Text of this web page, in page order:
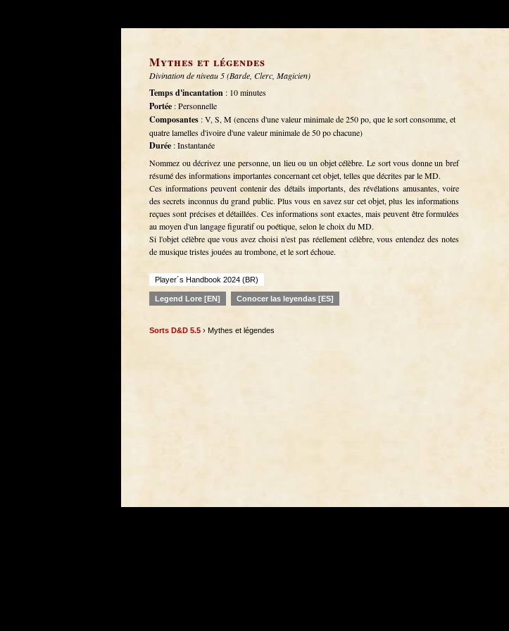
Mythes et légendes
Divination de niveau 5 (Barde, Clerc, Magicien)
Temps d'incantation : 10 minutes
Portée : Personnelle
Composantes : V, S, M (encens d'une valeur minimale de 250 po, que le sort consomme, et
quatre lamelles d'ivoire d'une valeur minimale de 50 po chacune)
Durée : Instantanée
Nommez ou décrivez une personne, un lieu ou un objet célèbre. Le sort vous donne un bref
résumé des informations importantes concernant cet objet, telles que décrites par le MD.
Ces informations peuvent contenir des détails importants, des révélations amusantes, voire
des secrets inconnus du grand public. Plus vous en savez sur cet objet, plus les informations
reçues sont précises et détaillées. Ces informations sont exactes, mais peuvent être formulées
au moyen d'un langage figuratif ou poétique, selon le choix du MD.
Si l'objet célèbre que vous avez choisi n'est pas réellement célèbre, vous entendez des notes
de musique tristes jouées au trombone, et le sort échoue.
Player´s Handbook 2024 (BR)
Legend Lore [EN] Conocer las leyendas [ES]
Sorts D&D 5.5 › Mythes et légendes